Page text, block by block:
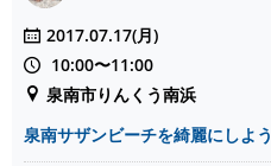
2017.07.17(月)
10:00〜11:00
泉南市りんくう南浜
泉南サザンビーチを綺麗にしよう